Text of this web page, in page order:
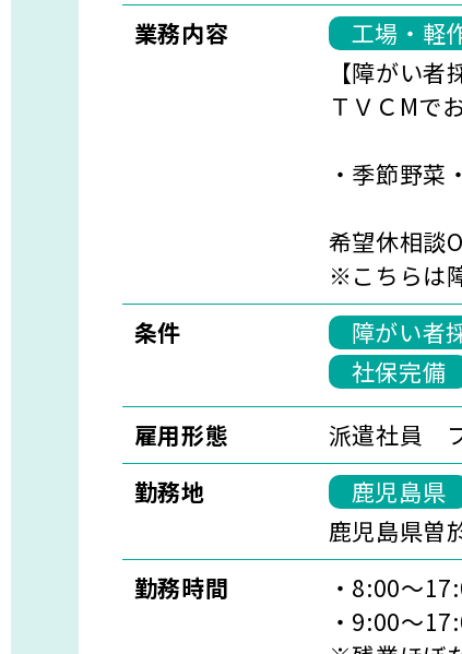
業務内容
工場・軽
【障がい者
ＴＶＣМで
・季節野菜
希望休相談
※こちらは
条件
障がい者
社保完備
雇用形態
派遣社員
勤務地
鹿児島県
鹿児島県曽
勤務時間
・8:00～
・9:00～